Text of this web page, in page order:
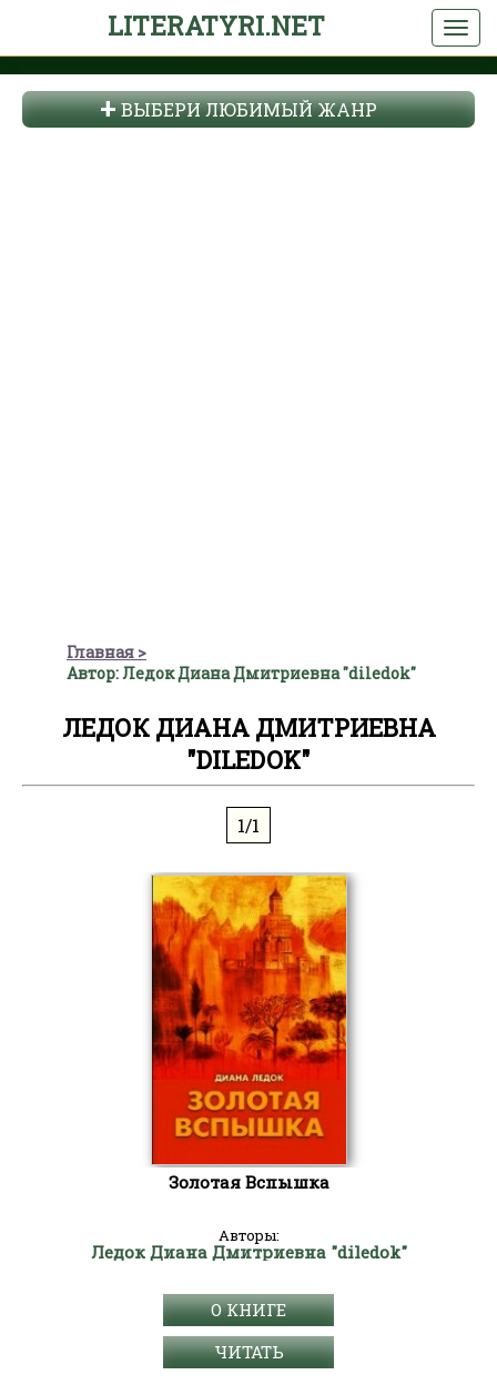
LITERATYRI.NET
ВЫБЕРИ ЛЮБИМЫЙ ЖАНР
Главная
Автор: Ледок Диана Дмитриевна "diledok"
ЛЕДОК ДИАНА ДМИТРИЕВНА
"DILEDOK"
1/1
Золотая Вспышка
Авторы:
Ледок Диана Дмитриевна "diledok"
О КНИГЕ
ЧИТАТЬ